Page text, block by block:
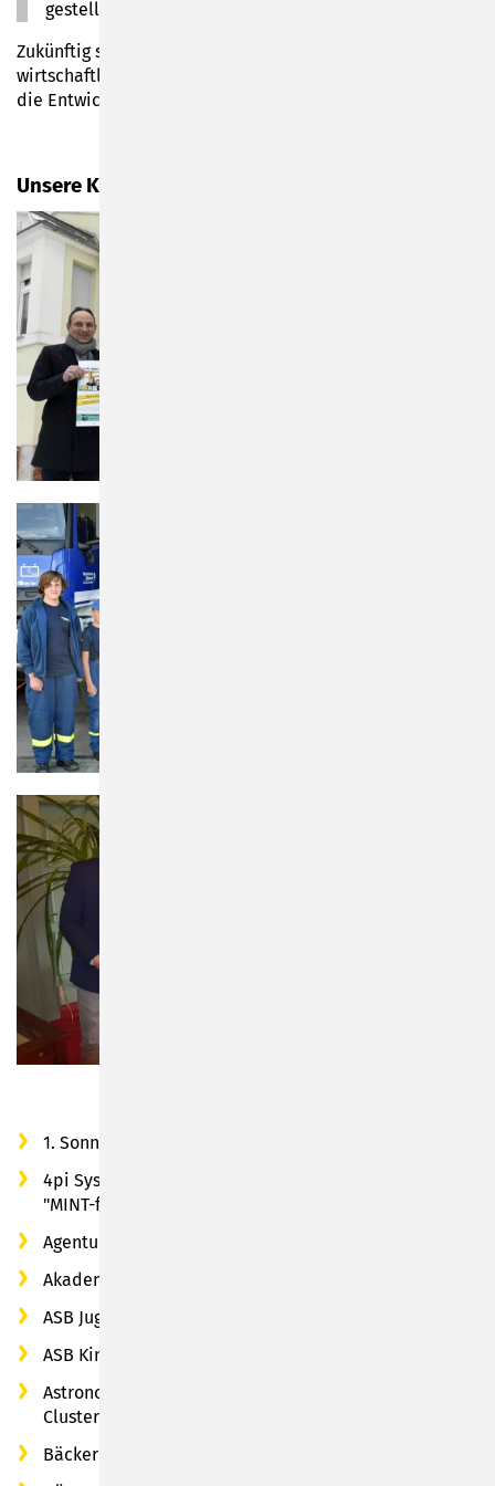
gestellt wird.
Zukünftig stellt das MINT-Thema ein enormes
wirtschaftliches und bildungstechnisches Interesse für
die Entwicklung unserer Stadt dar.
Unsere Kooperationspartner in der Übersicht
1. Sonneberger Volleyball-Club 2004 e. V.
4pi Systeme GmbH (Verbundpartner im MINT-Cluster
"MINT-freundliches Sonneberg - MINT-SON")
Agentur für Arbeit, Thüringen Südwest
Akademie der Kinder der Weltspielzeugstadt ! e. V.
ASB Jugendzentrum "Erholung"
ASB Kinder- und Jugendheim "Die Brücke"
Astronomiemuseum e. V. (Verbundpartner im MINT-
Cluster "MINT-freundliches Sonneberg - MINT-SON")
Bäckerinnung Sonneberg / Neuhaus